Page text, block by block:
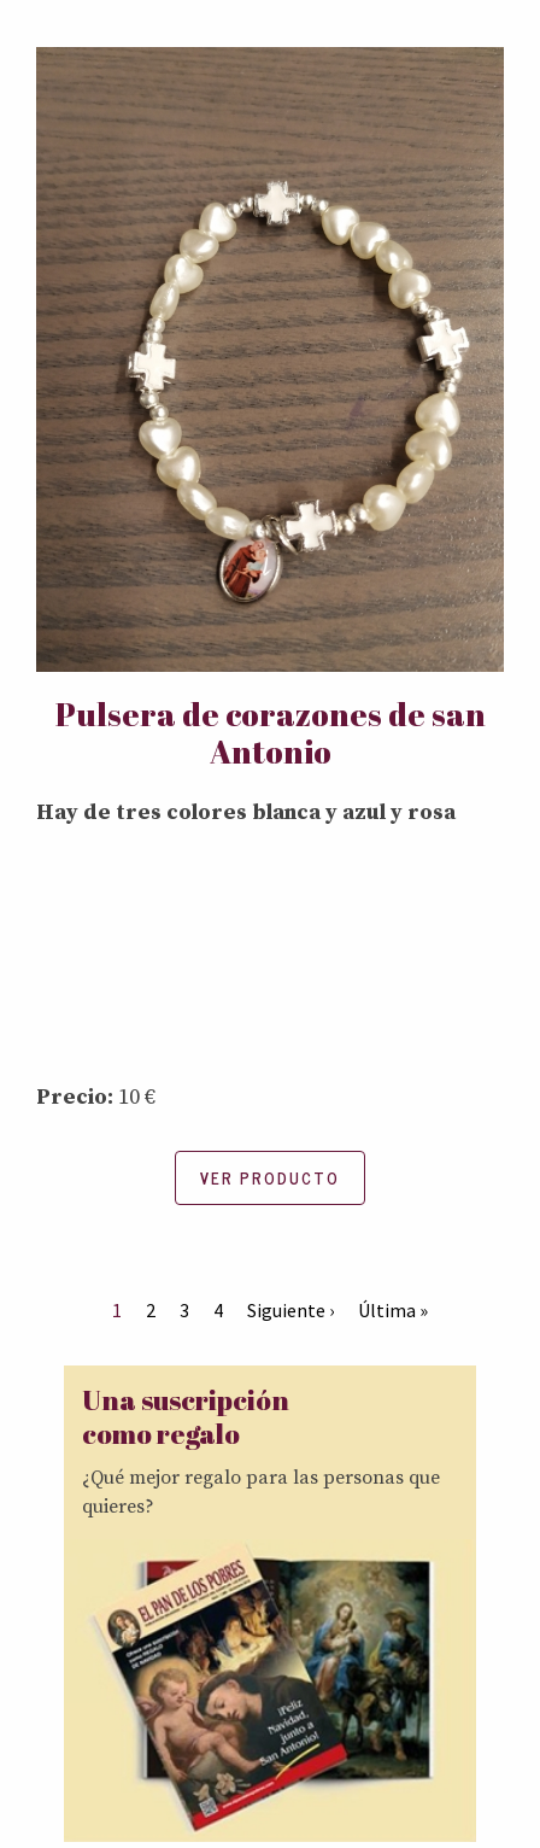
Pulsera de corazones de san
Antonio
Hay de tres colores blanca y azul y rosa
Precio: 10 €
VER PRODUCTO
1 2 3 4 Siguiente › Última »
Una suscripción
como regalo
¿Qué mejor regalo para las personas que
quieres?